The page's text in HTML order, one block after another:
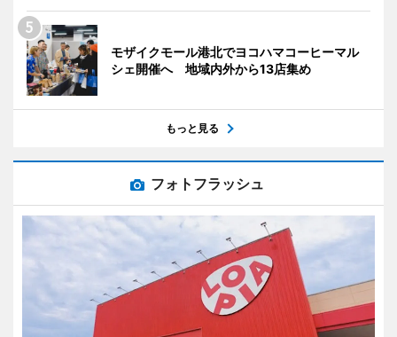
モザイクモール港北でヨコハマコーヒーマル
シェ開催へ 地域内外から13店集め
もっと見る
フォトフラッシュ